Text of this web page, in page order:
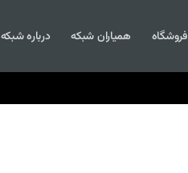
فروشگاه همیاران شبکه درباره شبکه